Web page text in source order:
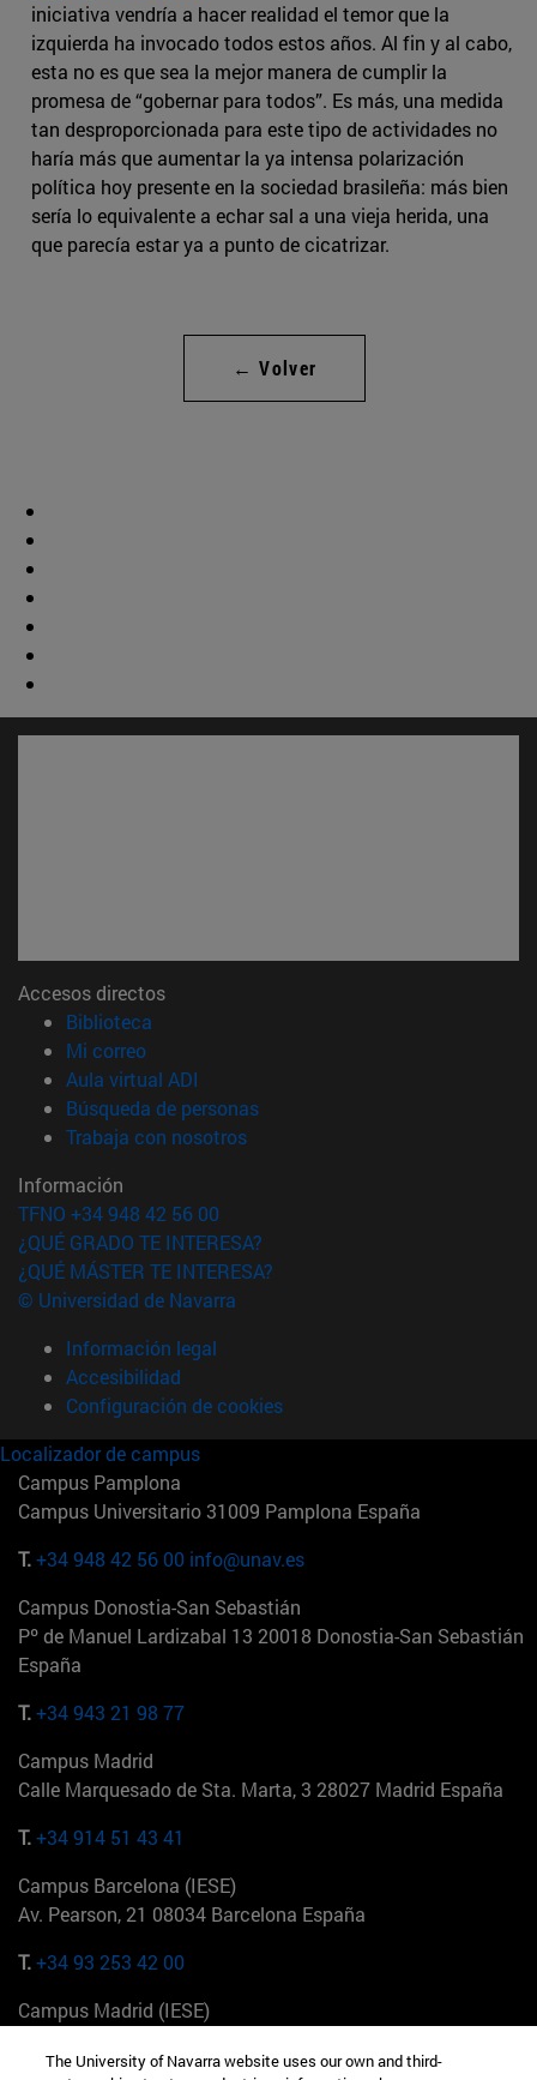
iniciativa vendría a hacer realidad el temor que la
izquierda ha invocado todos estos años. Al fin y al cabo,
esta no es que sea la mejor manera de cumplir la
promesa de “gobernar para todos”. Es más, una medida
tan desproporcionada para este tipo de actividades no
haría más que aumentar la ya intensa polarización
política hoy presente en la sociedad brasileña: más bien
sería lo equivalente a echar sal a una vieja herida, una
que parecía estar ya a punto de cicatrizar.
← Volver
Accesos directos
Biblioteca
Mi correo(abre en nueva ventana)
Aula virtual ADI
Búsqueda de personas(abre en nueva ventana)
Trabaja con nosotros(abre en nueva ventana)
Información
TFNO +34 948 42 56 00
¿QUÉ GRADO TE INTERESA?
¿QUÉ MÁSTER TE INTERESA?
© Universidad de Navarra
Información legal
Accesibilidad
Configuración de cookies
Localizador de campus
Campus Pamplona
Campus Universitario 31009 Pamplona España
T.+34 948 42 56 00 info@unav.es
Campus Donostia-San Sebastián
Pº de Manuel Lardizabal 13 20018 Donostia-San Sebastián
España
T.+34 943 21 98 77
Campus Madrid
Calle Marquesado de Sta. Marta, 3 28027 Madrid España
T.+34 914 51 43 41
Campus Barcelona (IESE)
Av. Pearson, 21 08034 Barcelona España
T.+34 93 253 42 00
Campus Madrid (IESE)
The University of Navarra website uses our own and third-